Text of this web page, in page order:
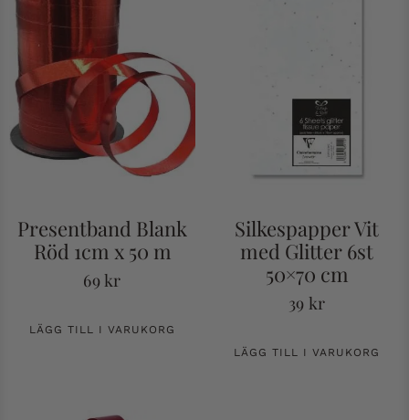
Presentband Blank
Röd 1cm x 50 m
69kr
LÄGG TILL I VARUKORG
Silkespapper Vit
med Glitter 6st
50×70 cm
39 kr
LÄGG TILL I VARUKORG